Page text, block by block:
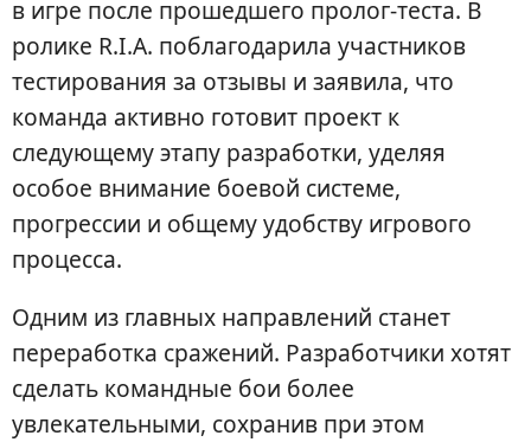
в игре после прошедшего пролог-теста. В
ролике R.I.A. поблагодарила участников
тестирования за отзывы и заявила, что
команда активно готовит проект к
следующему этапу разработки, уделяя
особое внимание боевой системе,
прогрессии и общему удобству игрового
процесса.
Одним из главных направлений станет
переработка сражений. Разработчики хотят
сделать командные бои более
увлекательными, сохранив при этом